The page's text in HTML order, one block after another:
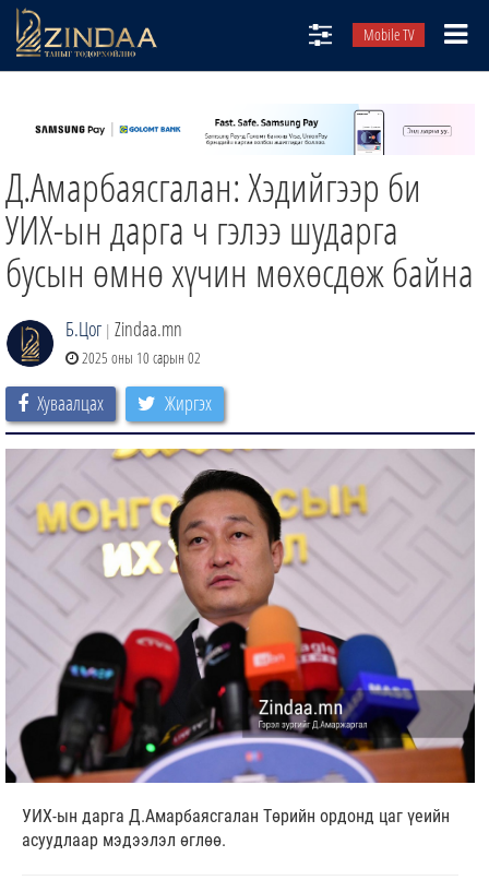
Mobile TV
ТВ8
ӨГЛӨӨНИЙ СОНИН
АУДИО ЗОХИОЛ
ЗИНДАА СЭТГҮҮЛ
Д.Амарбаясгалан: Хэдийгээр би
УИХ-ын дарга ч гэлээ шударга
бусын өмнө хүчин мөхөсдөж байна
Б.Цог | Zindaa.mn
2025 оны 10 сарын 02
Хуваалцах Жиргэх
УИХ-ын дарга Д.Амарбаясгалан Төрийн ордонд цаг үеийн
асуудлаар мэдээлэл өглөө.